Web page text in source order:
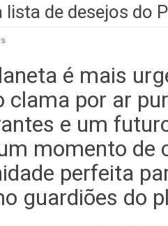
de desejos do
é mais
clama por ar
e um
momento de
perfeita
guardiões do